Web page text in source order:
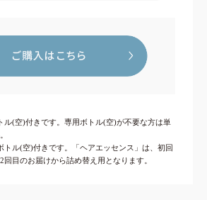
(空)付きです。専用ボトル(空)が不要な方は単
ル(空)付きです。「ヘアエッセンス」は、初回
回目のお届けから詰め替え用となります。